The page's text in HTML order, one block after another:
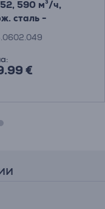
590 м³/ч,
сталь -
€